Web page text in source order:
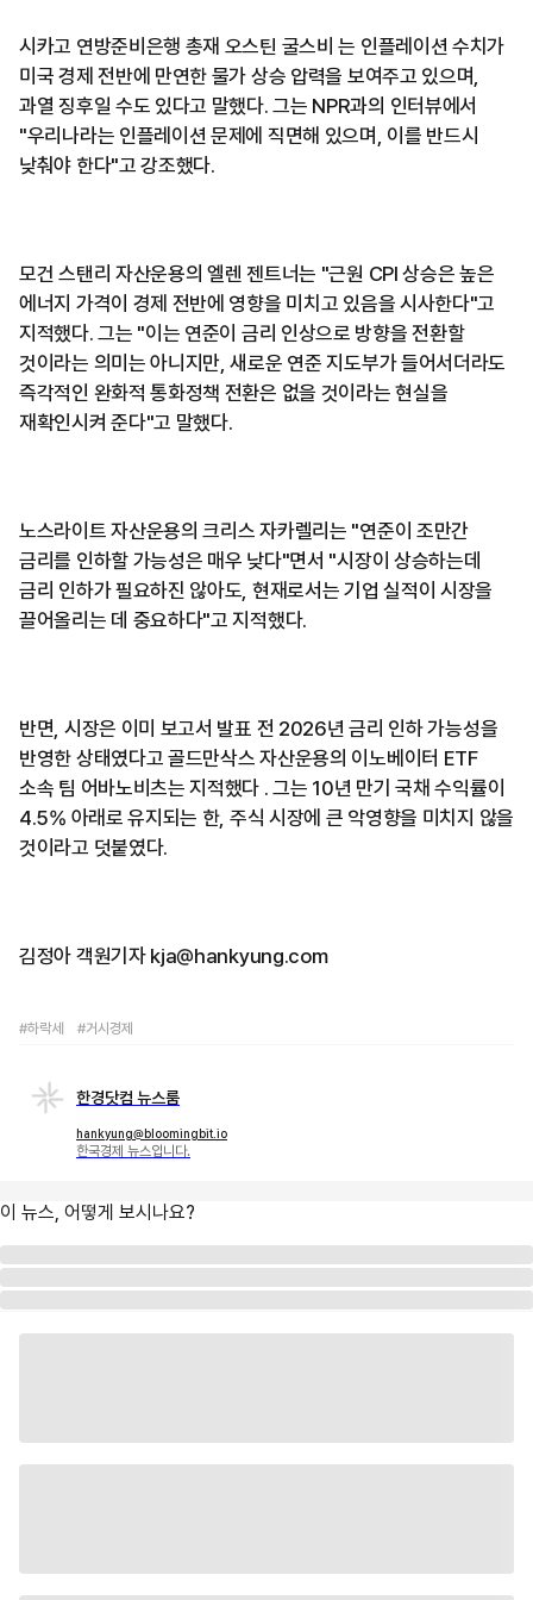
시카고 연방준비은행 총재 오스틴 굴스비 는 인플레이션 수치가
미국 경제 전반에 만연한 물가 상승 압력을 보여주고 있으며,
과열 징후일 수도 있다고 말했다. 그는 NPR과의 인터뷰에서
"우리나라는 인플레이션 문제에 직면해 있으며, 이를 반드시
낮춰야 한다"고 강조했다.
모건 스탠리 자산운용의 엘렌 젠트너는 "근원 CPI 상승은 높은
에너지 가격이 경제 전반에 영향을 미치고 있음을 시사한다"고
지적했다. 그는 "이는 연준이 금리 인상으로 방향을 전환할
것이라는 의미는 아니지만, 새로운 연준 지도부가 들어서더라도
즉각적인 완화적 통화정책 전환은 없을 것이라는 현실을
재확인시켜 준다"고 말했다.
노스라이트 자산운용의 크리스 자카렐리는 "연준이 조만간
금리를 인하할 가능성은 매우 낮다"면서 "시장이 상승하는데
금리 인하가 필요하진 않아도, 현재로서는 기업 실적이 시장을
끌어올리는 데 중요하다"고 지적했다.
반면, 시장은 이미 보고서 발표 전 2026년 금리 인하 가능성을
반영한 상태였다고 골드만삭스 자산운용의 이노베이터 ETF
소속 팀 어바노비츠는 지적했다 . 그는 10년 만기 국채 수익률이
4.5% 아래로 유지되는 한, 주식 시장에 큰 악영향을 미치지 않을
것이라고 덧붙였다.
김정아 객원기자 kja@hankyung.com
#하락세 #거시경제
한경닷컴 뉴스룸
hankyung@bloomingbit.io
한국경제 뉴스입니다.
이 뉴스, 어떻게 보시나요?